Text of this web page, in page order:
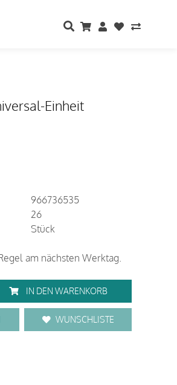
Einheit
966736535
26
Stück
am nächsten Werktag.
IN DEN WARENKORB
WUNSCHLISTE